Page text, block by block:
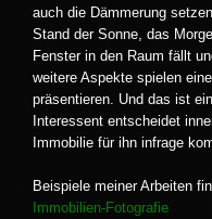
auch die Dämmerung
Stand der Sonne, das
Fenster in den Raum fällt
weitere Aspekte spielen
präsentieren. Und das ist
Interessent entscheidet
Immobilie für ihn infrage
Beispiele meiner Arbeiten
Immobilien-Fotografie